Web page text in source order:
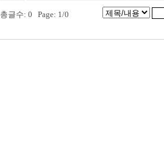
총글수: 0 Page: 1/0